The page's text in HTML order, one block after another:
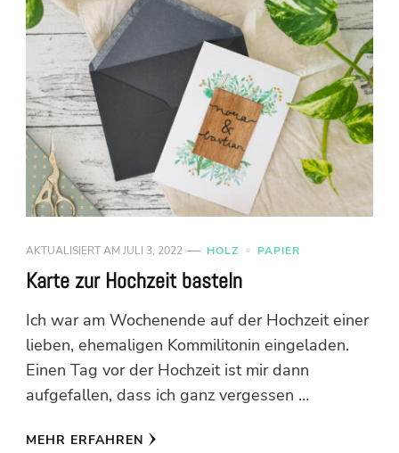
AKTUALISIERT AM JULI 3, 2022 HOLZ PAPIER
Karte zur Hochzeit basteln
Ich war am Wochenende auf der Hochzeit einer
lieben, ehemaligen Kommilitonin eingeladen.
Einen Tag vor der Hochzeit ist mir dann
aufgefallen, dass ich ganz vergessen …
MEHR ERFAHREN